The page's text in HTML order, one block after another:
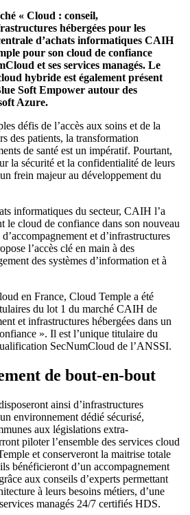
hé « Cloud : conseil,
hébergées pour les
d’achats informatiques CAIH
pour son cloud de confiance
et ses services managés. Le
hybride est également présent
Soft Empower autour des
Azure.
défis de l’accès aux soins et de la
des patients, la transformation
de santé est un impératif. Pourtant,
la sécurité et la confidentialité de leurs
frein majeur au développement du
informatiques du secteur, CAIH l’a
le cloud de confiance dans son nouveau
et d’infrastructures
l’accès clé en main à des
des systèmes d’information et à
en France, Cloud Temple a été
du lot 1 du marché CAIH de
et infrastructures hébergées dans un
». Il est l’unique titulaire du
SecNumCloud de l’ANSSI.
de bout-en-bout
ainsi d’infrastructures
environnement dédié sécurisé,
aux législations extra-
piloter l’ensemble des services cloud
et conserveront la maitrise totale
bénéficieront d’un accompagnement
aux conseils d’experts permettant
à leurs besoins métiers, d’une
managés 24/7 certifiés HDS.